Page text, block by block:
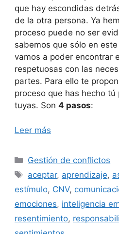
que hay escondidas
de la otra persona. Ya
proceso puede no ser
sabemos que sólo en
vamos a poder encontrar
respetuosas con las
partes. Para ello te
proceso que has hecho tú
tuyas. Son 4 pasos:
Leer más
Categorías
Gestión de conflictos
Etiquetas
aceptar, aprendizaje,
estímulo, CNV,
emociones, inteligencia
resentimiento,